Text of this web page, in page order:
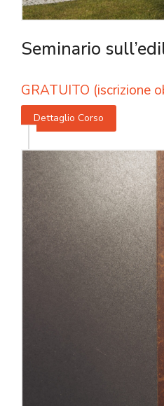
Seminario
GRATUITO (iscrizione
Dettaglio Corso